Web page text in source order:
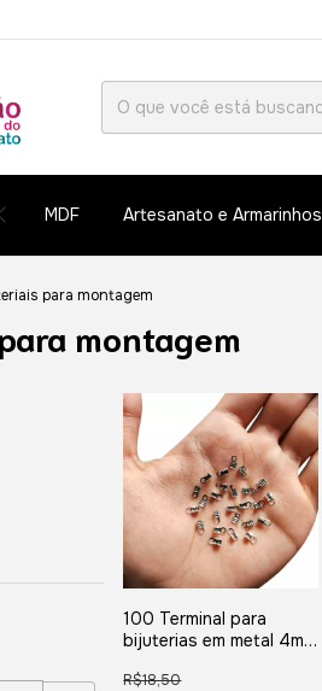
MDF Artesanato e Armarinhos
para montagem
montagem
100 Terminal para
bijuterias em metal 4mm
R$18,50